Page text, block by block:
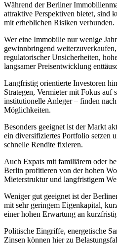
Während der Berliner
attraktive Perspektiven bietet, sind
mit erheblichen Risiken verbunden.
Wer eine Immobilie nur wenige
gewinnbringend
regulatorischer Unsicherheiten,
langsamer Preisentwicklung
Langfristig orientierte Investoren
Strategen, Vermieter mit Fokus auf
institutionelle Anleger – finden
Möglichkeiten.
Besonders geeignet ist der Markt
ein diversifiziertes Portfolio setzen
schnelle Rendite fixieren.
Auch Expats mit familiärem oder
Berlin profitieren von der hohen
Mieterstruktur und langfristigem
Weniger gut geeignet ist der
mit sehr geringem Eigenkapital,
einer hohen Erwartung an
Politische Eingriffe, energetische
Zinsen können hier zu